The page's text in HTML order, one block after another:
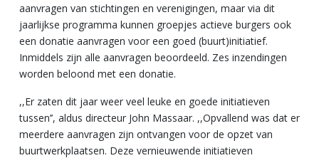
aanvragen van stichtingen en verenigingen, maar via dit
jaarlijkse programma kunnen groepjes actieve burgers ook
een donatie aanvragen voor een goed (buurt)initiatief.
Inmiddels zijn alle aanvragen beoordeeld. Zes inzendingen
worden beloond met een donatie.
,,Er zaten dit jaar weer veel leuke en goede initiatieven
tussen’’, aldus directeur John Massaar. ,,Opvallend was dat er
meerdere aanvragen zijn ontvangen voor de opzet van
buurtwerkplaatsen. Deze vernieuwende initiatieven